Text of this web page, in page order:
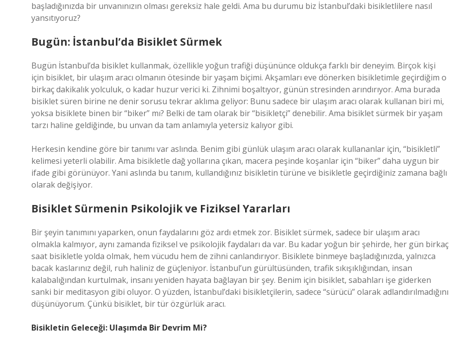
başladığınızda bir unvanınızın olması gereksiz hale geldi. Ama bu durumu biz İstanbul’daki bisikletlilere nasıl
yansıtıyoruz?
Bugün: İstanbul’da Bisiklet Sürmek
Bugün İstanbul’da bisiklet kullanmak, özellikle yoğun trafiği düşününce oldukça farklı bir deneyim. Birçok kişi
için bisiklet, bir ulaşım aracı olmanın ötesinde bir yaşam biçimi. Akşamları eve dönerken bisikletimle geçirdiğim o
birkaç dakikalık yolculuk, o kadar huzur verici ki. Zihnimi boşaltıyor, günün stresinden arındırıyor. Ama burada
bisiklet süren birine ne denir sorusu tekrar aklıma geliyor: Bunu sadece bir ulaşım aracı olarak kullanan biri mi,
yoksa bisiklete binen bir “biker” mı? Belki de tam olarak bir “bisikletçi” denebilir. Ama bisiklet sürmek bir yaşam
tarzı haline geldiğinde, bu unvan da tam anlamıyla yetersiz kalıyor gibi.
Herkesin kendine göre bir tanımı var aslında. Benim gibi günlük ulaşım aracı olarak kullananlar için, “bisikletli”
kelimesi yeterli olabilir. Ama bisikletle dağ yollarına çıkan, macera peşinde koşanlar için “biker” daha uygun bir
ifade gibi görünüyor. Yani aslında bu tanım, kullandığınız bisikletin türüne ve bisikletle geçirdiğiniz zamana bağlı
olarak değişiyor.
Bisiklet Sürmenin Psikolojik ve Fiziksel Yararları
Bir şeyin tanımını yaparken, onun faydalarını göz ardı etmek zor. Bisiklet sürmek, sadece bir ulaşım aracı
olmakla kalmıyor, aynı zamanda fiziksel ve psikolojik faydaları da var. Bu kadar yoğun bir şehirde, her gün birkaç
saat bisikletle yolda olmak, hem vücudu hem de zihni canlandırıyor. Bisiklete binmeye başladığınızda, yalnızca
bacak kaslarınız değil, ruh haliniz de güçleniyor. İstanbul’un gürültüsünden, trafik sıkışıklığından, insan
kalabalığından kurtulmak, insanı yeniden hayata bağlayan bir şey. Benim için bisiklet, sabahları işe giderken
sanki bir meditasyon gibi oluyor. O yüzden, İstanbul’daki bisikletçilerin, sadece “sürücü” olarak adlandırılmadığını
düşünüyorum. Çünkü bisiklet, bir tür özgürlük aracı.
Bisikletin Geleceği: Ulaşımda Bir Devrim Mi?